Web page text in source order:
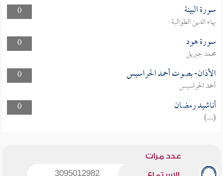
0
سورة البينة
بهاء الدين الطوالبة
0
سورة هود
محمد جبريل
0
الأذان- بصوت أحمد الحراسيس
أحمد الحراسيس
0
أناشيد رمضان
(...)
عدد مرات
3095012982